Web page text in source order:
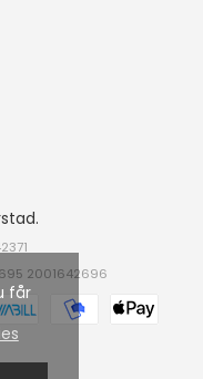
får
2001642696